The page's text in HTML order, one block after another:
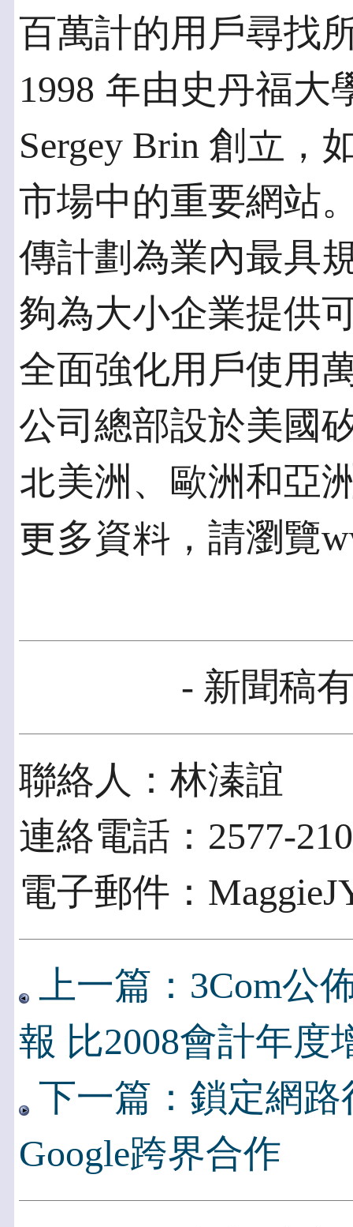
百萬計的用戶尋找
1998 年由史丹福大
Sergey Brin 創立，
市場中的重要網站
傳計劃為業內最具
夠為大小企業提供
全面強化用戶使用
公司總部設於美國
北美洲、歐洲和亞
更多資料，請瀏覽
- 新聞稿
聯絡人：林溱誼
連絡電話：2577-
電子郵件：
上一篇：3Com公
報 比2008會計年度
下一篇：鎖定網
Google跨界合作